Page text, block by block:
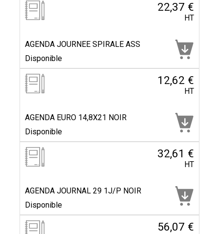
22,37 €
HT
AGENDA JOURNEE SPIRALE ASS
Disponible
12,62 €
HT
AGENDA EURO 14,8X21 NOIR
Disponible
32,61 €
HT
AGENDA JOURNAL 29 1J/P NOIR
Disponible
56,07 €